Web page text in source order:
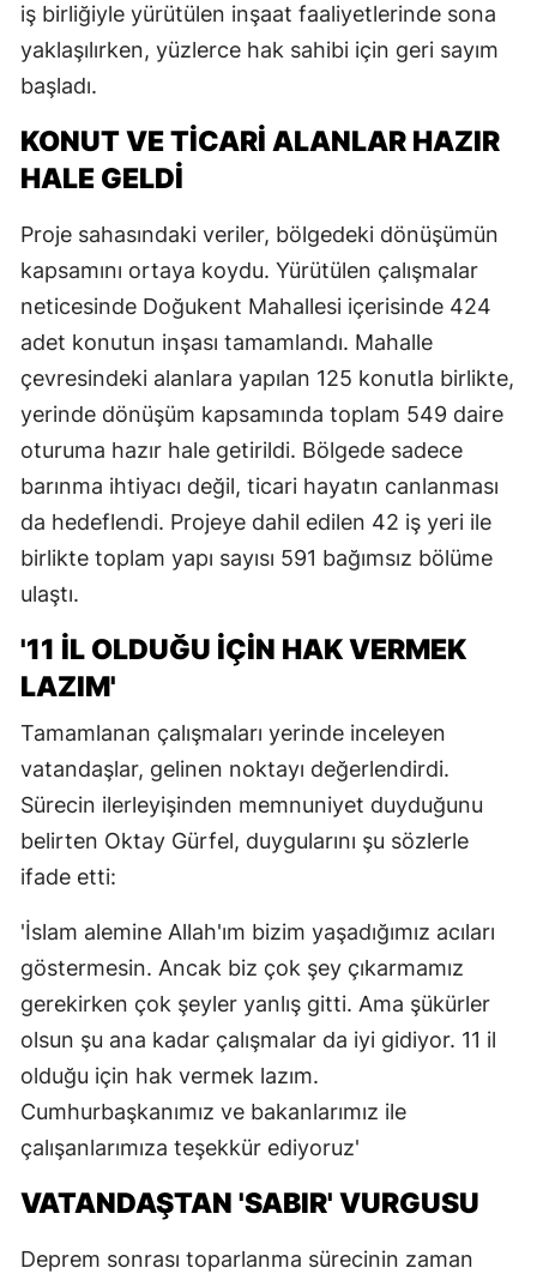
iş birliğiyle yürütülen inşaat faaliyetlerinde sona
yaklaşılırken, yüzlerce hak sahibi için geri sayım
başladı.
KONUT VE TİCARİ ALANLAR HAZIR
HALE GELDİ
Proje sahasındaki veriler, bölgedeki dönüşümün
kapsamını ortaya koydu. Yürütülen çalışmalar
neticesinde Doğukent Mahallesi içerisinde 424
adet konutun inşası tamamlandı. Mahalle
çevresindeki alanlara yapılan 125 konutla birlikte,
yerinde dönüşüm kapsamında toplam 549 daire
oturuma hazır hale getirildi. Bölgede sadece
barınma ihtiyacı değil, ticari hayatın canlanması
da hedeflendi. Projeye dahil edilen 42 iş yeri ile
birlikte toplam yapı sayısı 591 bağımsız bölüme
ulaştı.
'11 İL OLDUĞU İÇİN HAK VERMEK
LAZIM'
Tamamlanan çalışmaları yerinde inceleyen
vatandaşlar, gelinen noktayı değerlendirdi.
Sürecin ilerleyişinden memnuniyet duyduğunu
belirten Oktay Gürfel, duygularını şu sözlerle
ifade etti:
'İslam alemine Allah'ım bizim yaşadığımız acıları
göstermesin. Ancak biz çok şey çıkarmamız
gerekirken çok şeyler yanlış gitti. Ama şükürler
olsun şu ana kadar çalışmalar da iyi gidiyor. 11 il
olduğu için hak vermek lazım.
Cumhurbaşkanımız ve bakanlarımız ile
çalışanlarımıza teşekkür ediyoruz'
VATANDAŞTAN 'SABIR' VURGUSU
Deprem sonrası toparlanma sürecinin zaman